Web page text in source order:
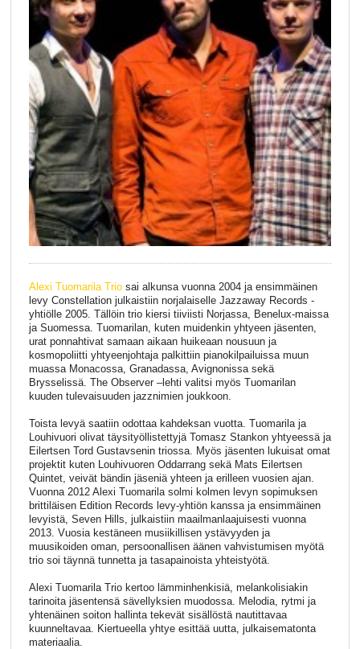
Alexi Tuomarila Triosai alkunsa vuonna 2004 ja ensimmäinen
levy Constellation julkaistiin norjalaiselle Jazzaway Records -
yhtiölle 2005. Tällöin trio kiersi tiiviisti Norjassa, Benelux-maissa
ja Suomessa. Tuomarilan, kuten muidenkin yhtyeen jäsenten,
urat ponnahtivat samaan aikaan huikeaan nousuun ja
kosmopoliitti yhtyeenjohtaja palkittiin pianokilpailuissa muun
muassa Monacossa, Granadassa, Avignonissa sekä
Brysselissä. The Observer –lehti valitsi myös Tuomarilan
kuuden tulevaisuuden jazznimien joukkoon.
Toista levyä saatiin odottaa kahdeksan vuotta. Tuomarila ja
Louhivuori olivat täysityöllistettyjä Tomasz Stankon yhtyeessä ja
Eilertsen Tord Gustavsenin triossa. Myös jäsenten lukuisat omat
projektit kuten Louhivuoren Oddarrang sekä Mats Eilertsen
Quintet, veivät bändin jäseniä yhteen ja erilleen vuosien ajan.
Vuonna 2012 Alexi Tuomarila solmi kolmen levyn sopimuksen
brittiläisen Edition Records levy-yhtiön kanssa ja ensimmäinen
levyistä, Seven Hills, julkaistiin maailmanlaajuisesti vuonna
2013. Vuosia kestäneen musiikillisen ystävyyden ja
muusikoiden oman, persoonallisen äänen vahvistumisen myötä
trio soi täynnä tunnetta ja tasapainoista yhteistyötä.
Alexi Tuomarila Trio kertoo lämminhenkisiä, melankolisiakin
tarinoita jäsentensä sävellyksien muodossa. Melodia, rytmi ja
yhtenäinen soiton hallinta tekevät sisällöstä nautittavaa
kuunneltavaa. Kiertueella yhtye esittää uutta, julkaisematonta
materiaalia.